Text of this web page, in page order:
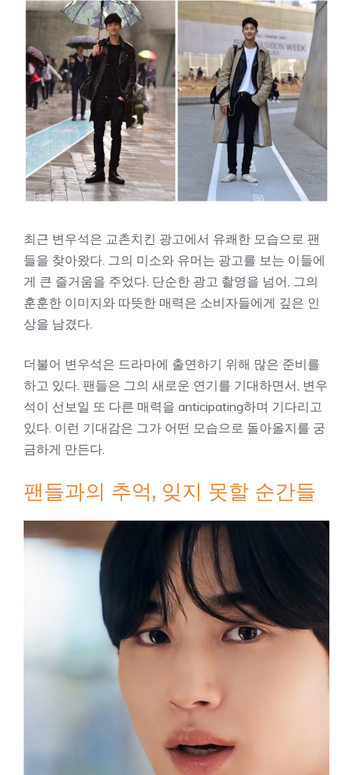
최근 변우석은 교촌치킨 광고에서 유쾌한 모습으로 팬
들을 찾아왔다. 그의 미소와 유머는 광고를 보는 이들에
게 큰 즐거움을 주었다. 단순한 광고 촬영을 넘어, 그의
훈훈한 이미지와 따뜻한 매력은 소비자들에게 깊은 인
상을 남겼다.
더불어 변우석은 드라마에 출연하기 위해 많은 준비를
하고 있다. 팬들은 그의 새로운 연기를 기대하면서, 변우
석이 선보일 또 다른 매력을 anticipating하며 기다리고
있다. 이런 기대감은 그가 어떤 모습으로 돌아올지를 궁
금하게 만든다.
팬들과의 추억, 잊지 못할 순간들